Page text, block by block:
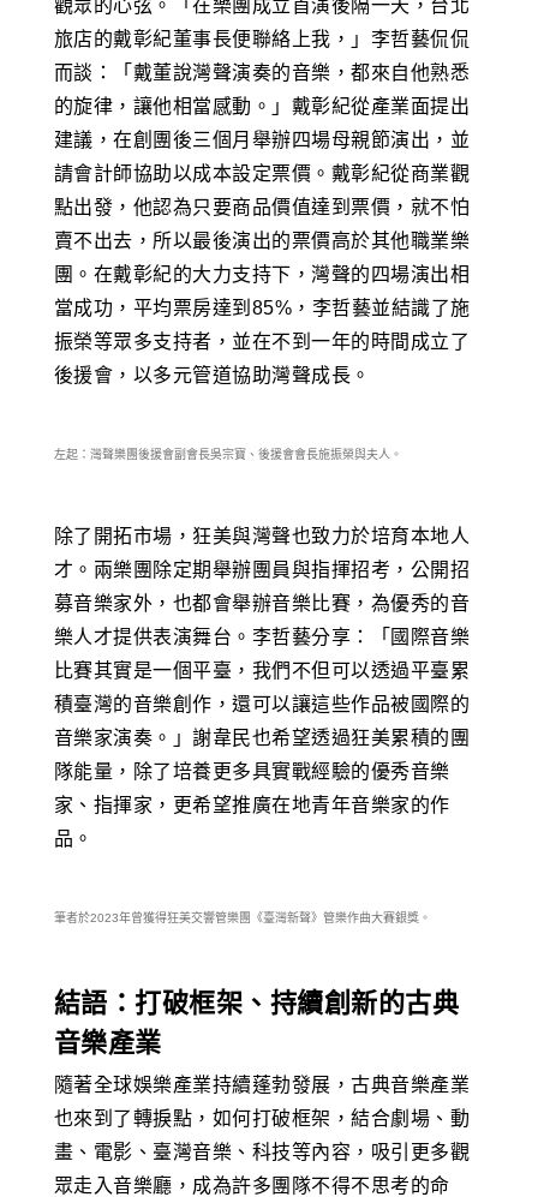
觀眾的心弦。「在樂團成立首演後隔一天，台北
旅店的戴彰紀董事長便聯絡上我，」李哲藝侃侃
而談：「戴董說灣聲演奏的音樂，都來自他熟悉
的旋律，讓他相當感動。」戴彰紀從產業面提出
建議，在創團後三個月舉辦四場母親節演出，並
請會計師協助以成本設定票價。戴彰紀從商業觀
點出發，他認為只要商品價值達到票價，就不怕
賣不出去，所以最後演出的票價高於其他職業樂
團。在戴彰紀的大力支持下，灣聲的四場演出相
當成功，平均票房達到85%，李哲藝並結識了施
振榮等眾多支持者，並在不到一年的時間成立了
後援會，以多元管道協助灣聲成長。
左起：灣聲樂團後援會副會長吳宗寶、後援會會長施振榮與夫人。
除了開拓市場，狂美與灣聲也致力於培育本地人
才。兩樂團除定期舉辦團員與指揮招考，公開招
募音樂家外，也都會舉辦音樂比賽，為優秀的音
樂人才提供表演舞台。李哲藝分享：「國際音樂
比賽其實是一個平臺，我們不但可以透過平臺累
積臺灣的音樂創作，還可以讓這些作品被國際的
音樂家演奏。」謝韋民也希望透過狂美累積的團
隊能量，除了培養更多具實戰經驗的優秀音樂
家、指揮家，更希望推廣在地青年音樂家的作
品。
筆者於2023年曾獲得狂美交響管樂團《臺灣新聲》管樂作曲大賽銀獎。
結語：打破框架、持續創新的古典
音樂產業
隨著全球娛樂產業持續蓬勃發展，古典音樂產業
也來到了轉捩點，如何打破框架，結合劇場、動
畫、電影、臺灣音樂、科技等內容，吸引更多觀
眾走入音樂廳，成為許多團隊不得不思考的命